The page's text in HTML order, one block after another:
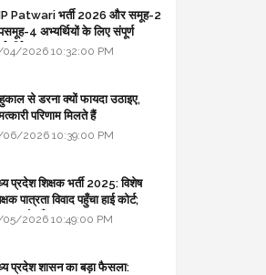
Patwari भर्ती 2026 और समूह-2
4 अभ्यर्थियों के लिए संपूर्ण
2026 10:32:00 PM
से डरना क्यों फायदा उठाइए,
परिणाम मिलते हैं
2026 10:39:00 PM
प्रदेश शिक्षक भर्ती 2025: विशेष
पात्रता विवाद पहुँचा हाई कोर्ट;
से माँगा जवाब
2026 10:49:00 PM
प्रदेश शासन का बड़ा फैसला: